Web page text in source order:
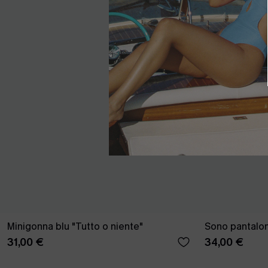
Minigonna blu "Tutto o niente"
31,00 €
Sono
34,00 €